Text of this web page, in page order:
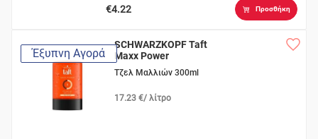
€4.22 Προσθήκη
Έξυπνη Αγορά
SCHWARZKOPF Taft
Maxx Power
Τζελ Μαλλιών 300ml
17.23 €/ λίτρο